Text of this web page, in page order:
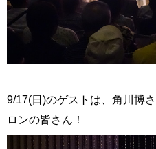
9/17(日)のゲストは、角川博
ロンの皆さん！